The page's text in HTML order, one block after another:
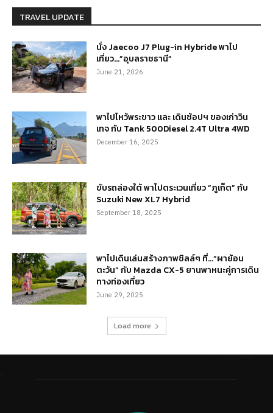
TRAVEL UPDATE
นั่ง Jaecoo J7 Plug-in Hybride พาไป
เที่ยว…”อุบลราชธานี”
June 21, 2026
พาไปไหว้พระขาว และ เดินช้อปฯ ของเก่าวิน
เทจ กับ Tank 500Diesel 2.4T Ultra 4WD
December 16, 2025
ขับรถล่องใต้ พาไปตระเวนเที่ยว “ภูเก็ต” กับ
Suzuki New XL7 Hybrid
September 18, 2025
พาไปเดินเล่นสร้างภาพชิลล์ๆ ที่…“ผาย้อน
ตะวัน” กับ Mazda CX-5 ยานพาหนะคู่การเดิน
ทางท่องเที่ยว
June 29, 2025
Load more